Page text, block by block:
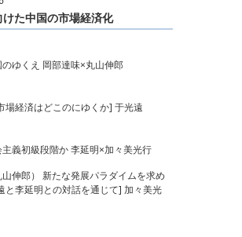
た中国の市場経済化
ゆくえ 岡部達味×丸山伸郎
場経済はどこのにゆくか] 于光遠
義初級段階か 李延明×加々美光行
伸郎） 新たな発展パラダイムを求め
と李延明との対話を通じて] 加々美光